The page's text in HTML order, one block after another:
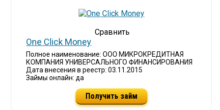
One Click Money
Полное наименование: ООО МИКРОКРЕДИТНАЯ
КОМПАНИЯ УНИВЕРСАЛЬНОГО ФИНАНСИРОВАНИЯ
Дата внесения в реестр: 03.11.2015
Займы онлайн: да
Получить займ